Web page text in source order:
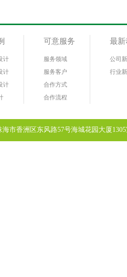
计
计
计
可意服务
服务领域
服务客户
合作方式
合作流程
最
公司
行业
海市香洲区东风路57号海城花园大厦